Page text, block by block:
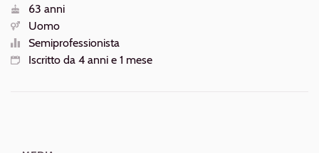
Generi
Età
63 anni
Sesso
Uomo
Livello
Semiprofessionista
Iscritto da 4 anni e 1 mese